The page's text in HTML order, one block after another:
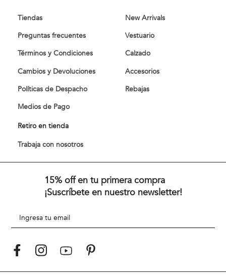
Tiendas
Preguntas frecuentes
Términos y Condiciones
Cambios y Devoluciones
Políticas de Despacho
Medios de Pago
Retiro en tienda
Trabaja con nosotros
New Arrivals
Vestuario
Calzado
Accesorios
Rebajas
15% off en tu primera compra
¡Suscríbete en nuestro newsletter!